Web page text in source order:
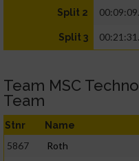
Split 2
Split 3
Team MSC
Team
Stnr Name
5867 Roth